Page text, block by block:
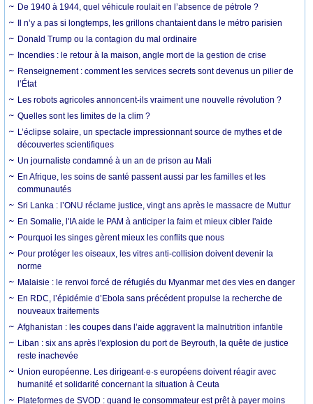
De 1940 à 1944, quel véhicule roulait en l’absence de pétrole ?
Il n’y a pas si longtemps, les grillons chantaient dans le métro parisien
Donald Trump ou la contagion du mal ordinaire
Incendies : le retour à la maison, angle mort de la gestion de crise
Renseignement : comment les services secrets sont devenus un pilier de
l’État
Les robots agricoles annoncent-ils vraiment une nouvelle révolution ?
Quelles sont les limites de la clim ?
L’éclipse solaire, un spectacle impressionnant source de mythes et de
découvertes scientifiques
Un journaliste condamné à un an de prison au Mali
En Afrique, les soins de santé passent aussi par les familles et les
communautés
Sri Lanka : l’ONU réclame justice, vingt ans après le massacre de Muttur
En Somalie, l'IA aide le PAM à anticiper la faim et mieux cibler l'aide
Pourquoi les singes gèrent mieux les conflits que nous
Pour protéger les oiseaux, les vitres anti-collision doivent devenir la
norme
Malaisie : le renvoi forcé de réfugiés du Myanmar met des vies en danger
En RDC, l’épidémie d’Ebola sans précédent propulse la recherche de
nouveaux traitements
Afghanistan : les coupes dans l’aide aggravent la malnutrition infantile
Liban : six ans après l'explosion du port de Beyrouth, la quête de justice
reste inachevée
Union européenne. Les dirigeant·e·s européens doivent réagir avec
humanité et solidarité concernant la situation à Ceuta
Plateformes de SVOD : quand le consommateur est prêt à payer moins